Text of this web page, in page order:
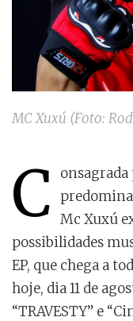
MC Xuxú (Foto:
C Mc Xuxú
possibilidades
EP, que chega a
hoje, dia 11 de
“TRAVESTY” e